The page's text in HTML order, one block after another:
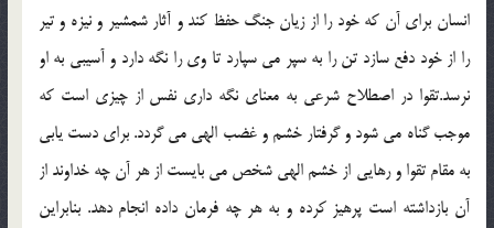
انسان براي آن كه خود را از زيان جنگ حفظ كند و آثار شمشير و نيزه و تير
را از خود دفع سازد تن را به سپر مي سپارد تا وي را نگه دارد و آسيبي به او
نرسد.تقوا در اصطلاح شرعي به معناي نگه داري نفس از چيزي است كه
موجب گناه مي شود و گرفتار خشم و غضب الهي مي گردد. براي دست يابي
به مقام تقوا و رهايي از خشم الهي شخص مي بايست از هر آن چه خداوند از
آن بازداشته است پرهيز كرده و به هر چه فرمان داده انجام دهد. بنابراين